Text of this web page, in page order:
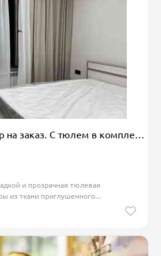
Изготовление штор на заказ. С тюлем в комплекте, Изготовление на заказ, Для спальни
и прозрачная тюлевая
из ткани приглушенного...